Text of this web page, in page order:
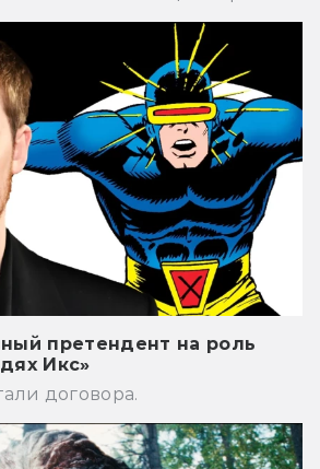
претендент на роль
Икс»
договора.